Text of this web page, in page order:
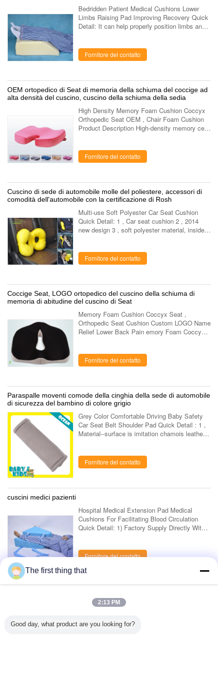
Bedridden Patient Medical Cushions Lower
Limbs Raising Pad Improving Recovery Quick
Detail: It can help properly position limbs and
Fornitore del contatto
OEM ortopedico di Seat di memoria della schiuma del coccige ad
alta densità del cuscino, cuscino della schiuma della sedia
High Density Memory Foam Cushion Coccyx
Orthopedic Seat OEM , Chair Foam Cushion
Product Description High-density memory cell
Fornitore del contatto
Cuscino di sede di automobile molle del poliestere, accessori di
comodità dell'automobile con la certificazione di Rosh
Multi-use Soft Polyester Car Seat Cushion
Quick Detail: 1 , Car seat cushion 2 , 2014
new design 3 , soft polyester material, inside
Fornitore del contatto
Coccige Seat, LOGO ortopedico del cuscino della schiuma di
memoria di abitudine del cuscino di Seat
Memory Foam Cushion Coccyx Seat ,
Orthopedic Seat Cushion Custom LOGO Name
Relief Lower Back Pain emory Foam Coccyx
Density 50D Product ...
Fornitore del contatto
Paraspalle moventi comode della cinghia della sede di automobile
di sicurezza del bambino di colore grigio
Grey Color Comfortable Driving Baby Safety
Car Seat Belt Shoulder Pad Quick Detail : 1 ,
Material--surface is imitation chamois leather
Fornitore del contatto
cuscini medici pazienti
Hospital Medical Extension Pad Medical
Cushions For Facilitating Blood Circulation
Quick Detail: 1) Factory Supply Directly With
Fornitore del contatto
1 / 8
Osservi tutto il > dei prodotti;
The first thing that
2:13 PM
Good day, what product are you looking for?